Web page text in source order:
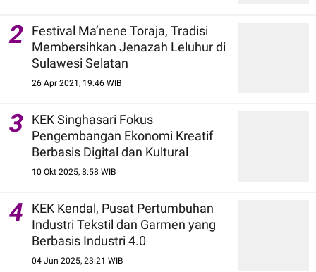
2
Festival Ma’nene Toraja, Tradisi
Membersihkan Jenazah Leluhur di
Sulawesi Selatan
26 Apr 2021, 19:46 WIB
3
KEK Singhasari Fokus
Pengembangan Ekonomi Kreatif
Berbasis Digital dan Kultural
10 Okt 2025, 8:58 WIB
4
KEK Kendal, Pusat Pertumbuhan
Industri Tekstil dan Garmen yang
Berbasis Industri 4.0
04 Jun 2025, 23:21 WIB